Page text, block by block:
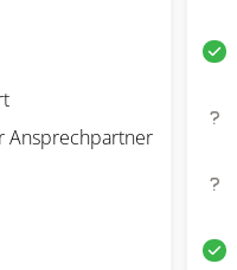
Ansprechpartner